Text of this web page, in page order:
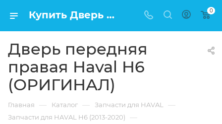
Купить Дверь передняя правая Haval H6 (ОРИГИНАЛ) в Москве по низкой цене 0
Дверь передняя
правая Haval H6
(ОРИГИНАЛ)
Главная — Каталог — Запчасти для HAVAL —
Запчасти для HAVAL H6 (2013-2020) —